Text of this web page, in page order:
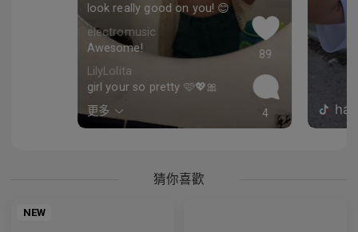
look really good on you! 😊
electromusic
Awesome!
LilyLolita
girl your so pretty 🩷💖🎀
更多
89
4
猜你喜歡
NEW